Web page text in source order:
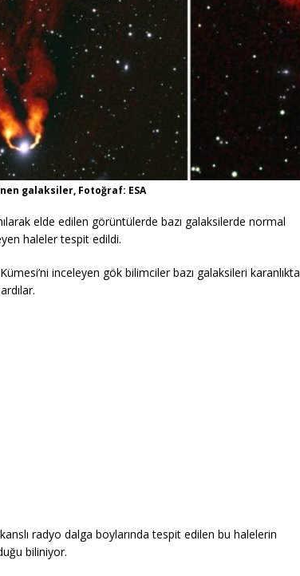
galaksiler, Fotoğraf: ESA
elde edilen görüntülerde bazı galaksilerde normal
haleler tespit edildi.
inceleyen gök bilimciler bazı galaksileri karanlıkta
radyo dalga boylarında tespit edilen bu halelerin
biliniyor.